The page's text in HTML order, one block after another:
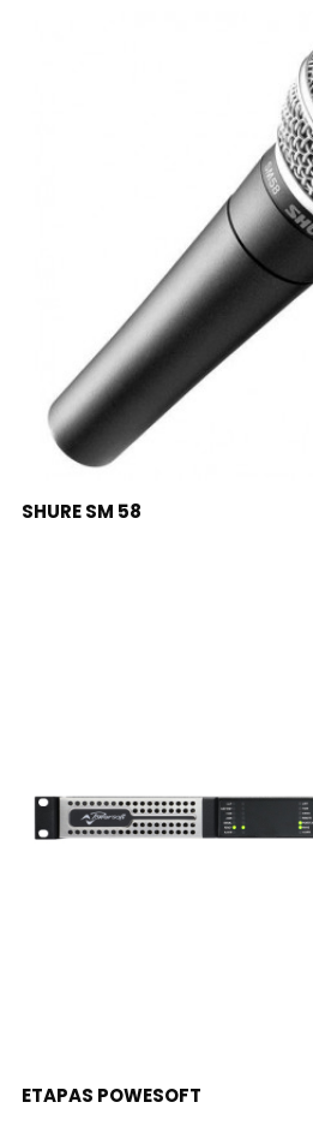
SHURE SM 58
ETAPAS POWESOFT